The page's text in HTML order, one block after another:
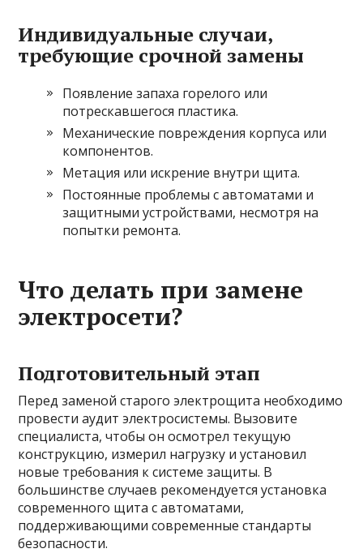
Индивидуальные случаи,
требующие срочной замены
Появление запаха горелого или
потрескавшегося пластика.
Механические повреждения корпуса или
компонентов.
Метация или искрение внутри щита.
Постоянные проблемы с автоматами и
защитными устройствами, несмотря на
попытки ремонта.
Что делать при замене
электросети?
Подготовительный этап
Перед заменой старого электрощита необходимо
провести аудит электросистемы. Вызовите
специалиста, чтобы он осмотрел текущую
конструкцию, измерил нагрузку и установил
новые требования к системе защиты. В
большинстве случаев рекомендуется установка
современного щита с автоматами,
поддерживающими современные стандарты
безопасности.